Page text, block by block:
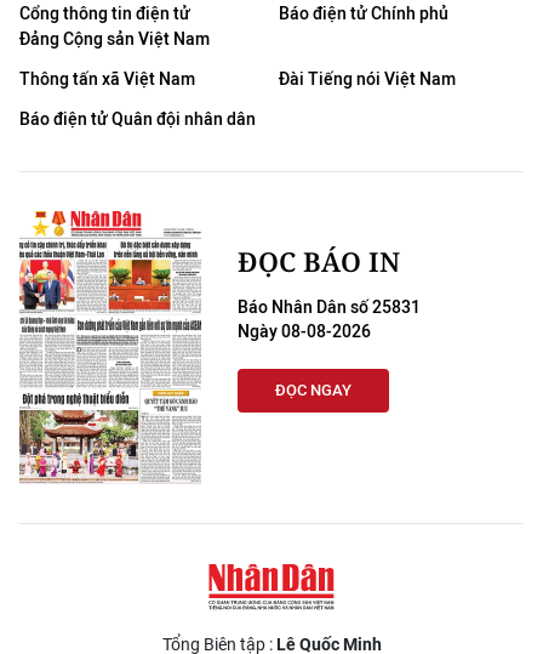
Cổng thông tin điện tử
Đảng Cộng sản Việt Nam
Báo điện tử Chính phủ
Thông tấn xã Việt Nam
Đài Tiếng nói Việt Nam
Báo điện tử Quân đội nhân dân
ĐỌC BÁO IN
Báo Nhân Dân số 25831
Ngày 08-08-2026
ĐỌC NGAY
Tổng Biên tập :Lê Quốc Minh